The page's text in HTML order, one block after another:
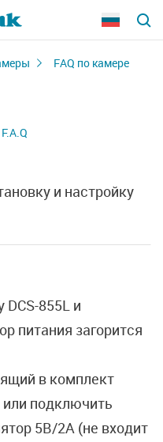
FAQ по камере
и настройку
855L и
питания загорится
в комплект
или подключить
5В/2А (не входит